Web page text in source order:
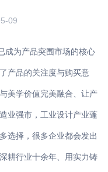
09
成为产品突围市场的核心
产品的关注度与购买意
美学价值完美融合、让产
业强市，工业设计产业蓬
选择，很多企业都会发出
耕行业十余年、用实力铸